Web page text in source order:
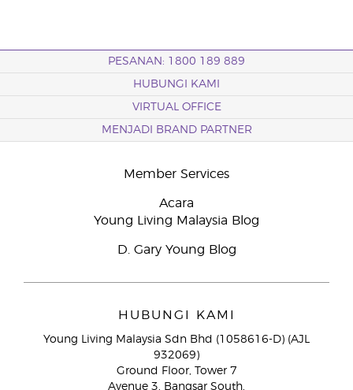
PESANAN: 1800 189 889
HUBUNGI KAMI
VIRTUAL OFFICE
MENJADI BRAND PARTNER
Member Services
Acara
Young Living Malaysia Blog
D. Gary Young Blog
HUBUNGI KAMI
Young Living Malaysia Sdn Bhd (1058616-D) (AJL
932069)
Ground Floor, Tower 7
Avenue 3, Bangsar South,